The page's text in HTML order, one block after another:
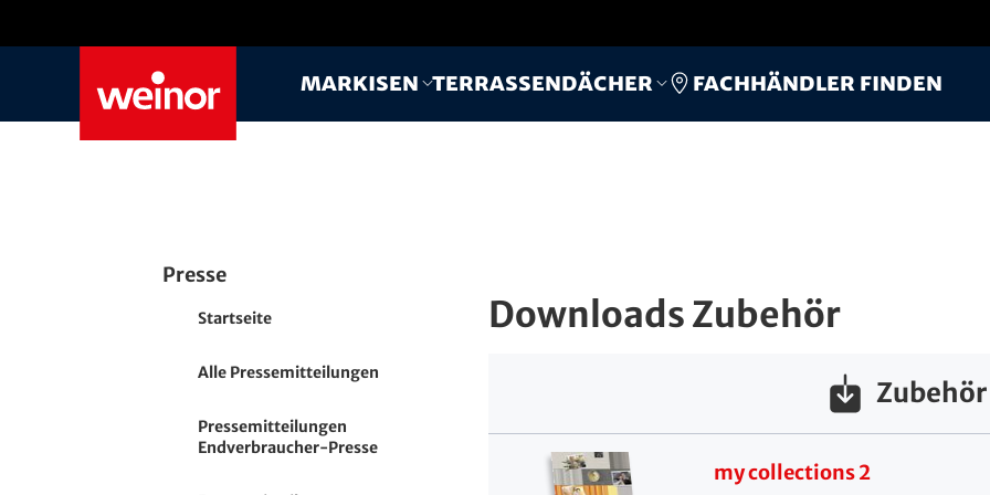
Markisen Terrassendächer Fachhändler finden
Presse
Startseite
Alle Pressemitteilungen
Pressemitteilungen
Endverbraucher-Presse
Downloads Zubehör
Zubehör
my collections 2